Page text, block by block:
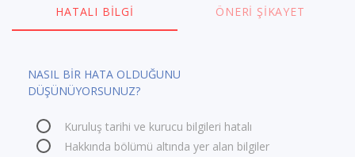
HATALI BILGI ÖNERI ŞIKAYET
NASIL BİR HATA OLDUĞUNU
DÜŞÜNÜYORSUNUZ?
Kuruluş tarihi ve kurucu bilgileri hatalı
Hakkında bölümü altında yer alan bilgiler